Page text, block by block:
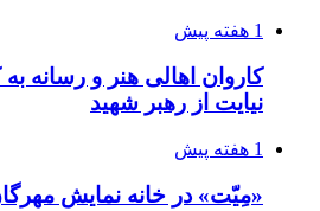
1 هفته پیش
کاروان اهالی هنر و رسانه به
نیایت از رهبر شهید
1 هفته پیش
«مِیّت» در خانه نمایش